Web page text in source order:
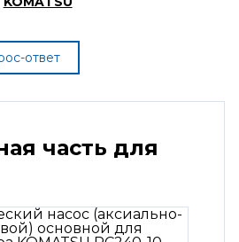
ответ
часть для